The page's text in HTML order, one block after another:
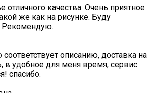
отличного качества. Очень приятное
же как на рисунке. Буду
Рекомендую.
описанию, доставка на
удобное для меня время, сервис
спасибо.